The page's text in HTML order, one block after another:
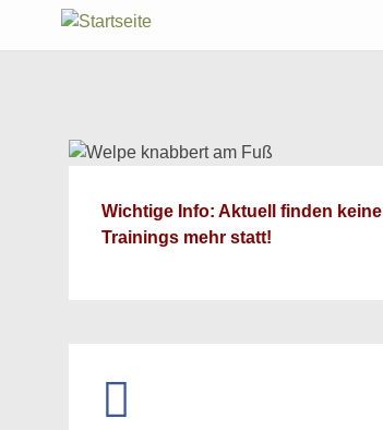
Wichtige Info: Aktuell finden keine
Trainings mehr statt!